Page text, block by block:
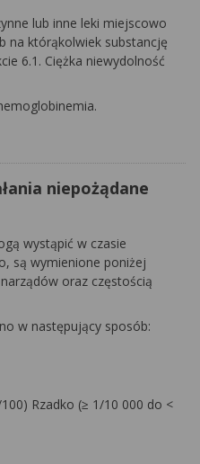
lub inne leki miejscowo
na którąkolwiek substancję
6.1. Ciężka niewydolność
niepożądane
wystąpić w czasie
są wymienione poniżej
oraz częstością
w następujący sposób:
Rzadko (≥ 1/10 000 do <